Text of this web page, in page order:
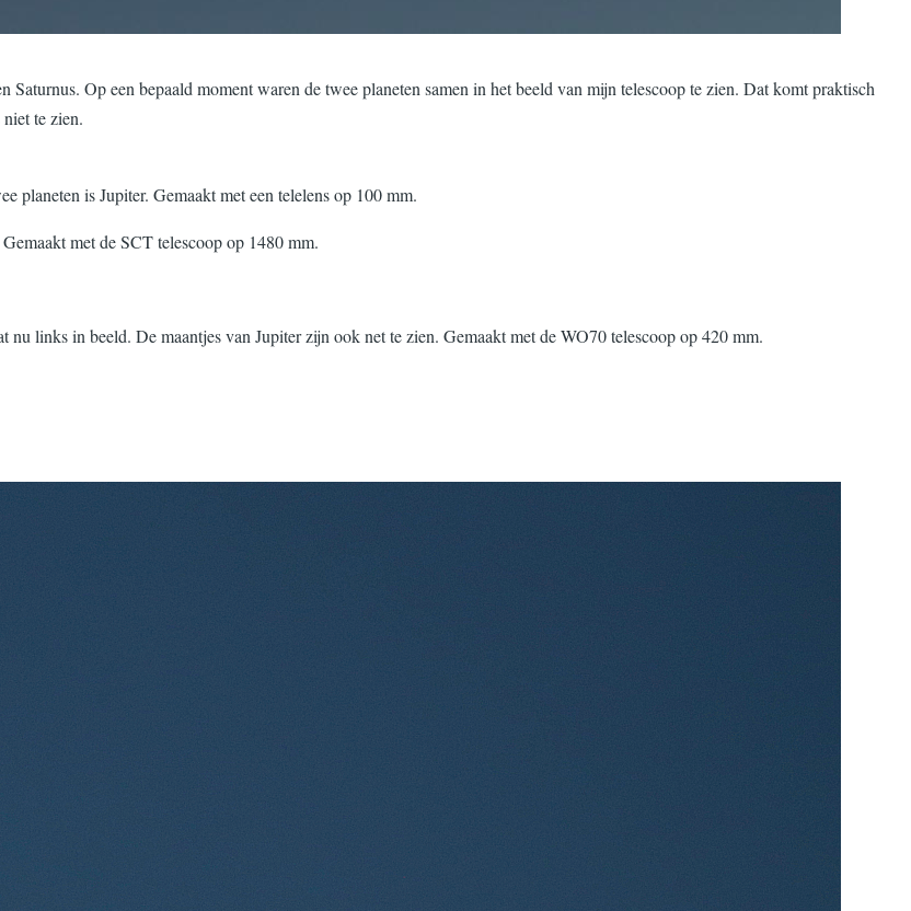
Saturnus. Op een bepaald moment waren de twee planeten samen in het beeld van mijn telescoop te zien. Dat komt praktisch
te zien.
planeten is Jupiter. Gemaakt met een telelens op 100 mm.
met de SCT telescoop op 1480 mm.
links in beeld. De maantjes van Jupiter zijn ook net te zien. Gemaakt met de WO70 telescoop op 420 mm.